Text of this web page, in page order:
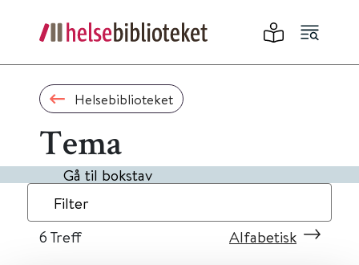
Helsebiblioteket
Tema
Gå til bokstav
Filter
6 Treff Alfabetisk